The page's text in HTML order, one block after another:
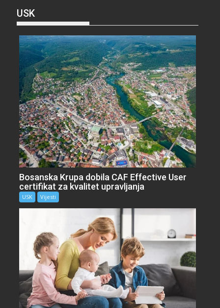
USK
Bosanska Krupa dobila CAF Effective User
certifikat za kvalitet upravljanja
USK Vijesti